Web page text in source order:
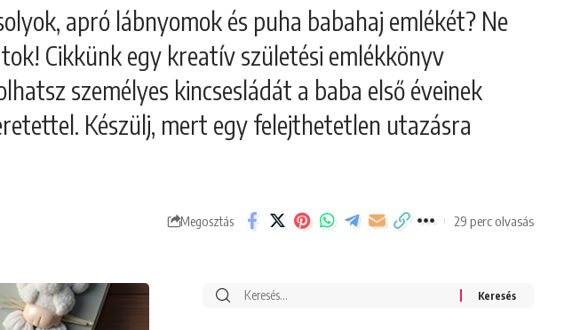
apró lábnyomok és puha babahaj emlékét? Ne
Cikkünk egy kreatív születési emlékkönyv
személyes kincsesládát a baba első éveinek
Készülj, mert egy felejthetetlen utazásra
Megosztás 29 perc olvasás
Search